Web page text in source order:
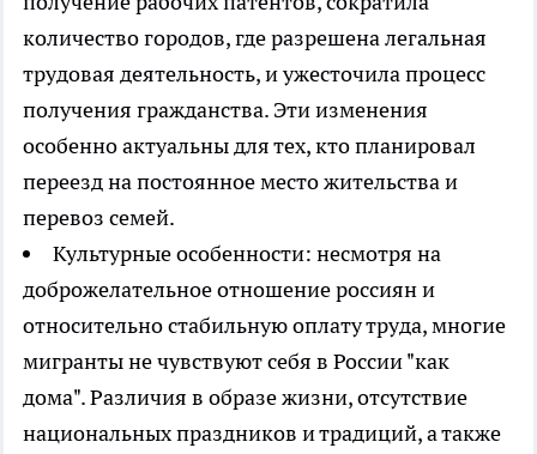
количество городов, где разрешена легальная
трудовая деятельность, и ужесточила процесс
получения гражданства. Эти изменения
особенно актуальны для тех, кто планировал
переезд на постоянное место жительства и
перевоз семей.
Культурные особенности: несмотря на
доброжелательное отношение россиян и
относительно стабильную оплату труда, многие
мигранты не чувствуют себя в России "как
дома". Различия в образе жизни, отсутствие
национальных праздников и традиций, а также